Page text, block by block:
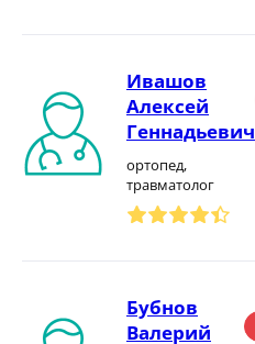
Ивашов
Алексей
Геннадьевич
ортопед,
травматолог
Бубнов
Валерий